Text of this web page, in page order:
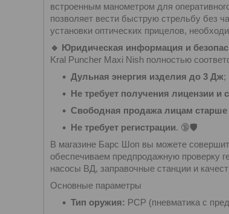
встроенным манометром для
позволяет вести быструю стрельбу без
установки оптических прицелов,
🔹 Юридическая информация и
Kral Puncher Maxi Nish полностью
Дульная энергия изделия до 3 Дж;
Не требует получения лицензии
Свободная продажа лицам старше
Не требует регистрации. 🔞🛡️
В магазине Барс Шоп вы можете
обеспечиваем предпродажную проверку
насосы ВД, заправочные станции и
Основные параметры
Тип оружия: PCP (пневматика с